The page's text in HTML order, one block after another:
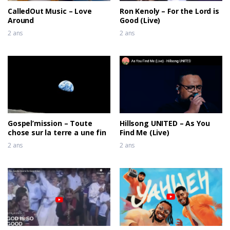
CalledOut Music – Love
Around
2 ans
Ron Kenoly – For the Lord is
Good (Live)
2 ans
Gospel’mission – Toute
chose sur la terre a une fin
2 ans
Hillsong UNITED – As You
Find Me (Live)
2 ans